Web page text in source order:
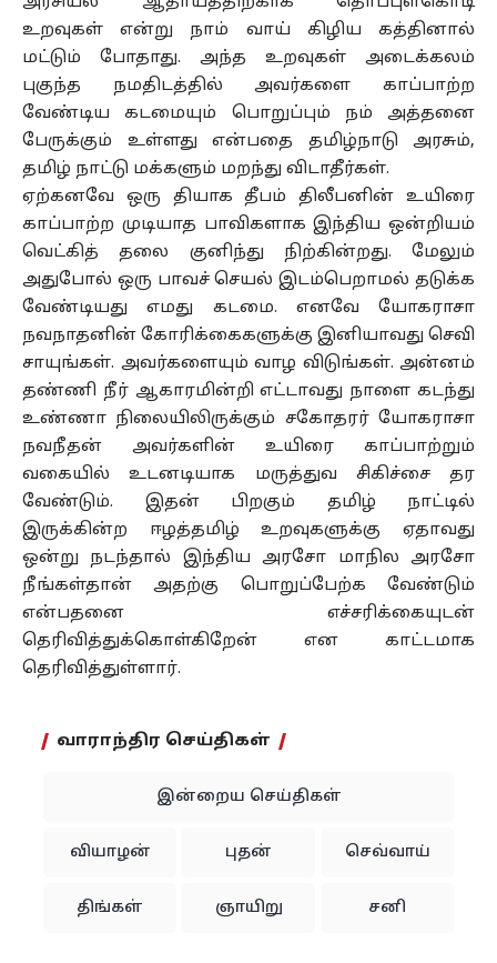
உறவுகள் என்று நாம் வாய் கிழிய கத்தினால்
மட்டும் போதாது. அந்த உறவுகள் அடைக்கலம்
புகுந்த நமதிடத்தில் அவர்களை காப்பாற்ற
வேண்டிய கடமையும் பொறுப்பும் நம் அத்தனை
பேருக்கும் உள்ளது என்பதை தமிழ்நாடு அரசும்,
தமிழ் நாட்டு மக்களும் மறந்து விடாதீர்கள்.
ஏற்கனவே ஒரு தியாக தீபம் திலீபனின் உயிரை
காப்பாற்ற முடியாத பாவிகளாக இந்திய ஒன்றியம்
வெட்கித் தலை குனிந்து நிற்கின்றது. மேலும்
அதுபோல் ஒரு பாவச் செயல் இடம்பெறாமல் தடுக்க
வேண்டியது எமது கடமை. எனவே யோகராசா
நவநாதனின் கோரிக்கைகளுக்கு இனியாவது செவி
சாயுங்கள். அவர்களையும் வாழ விடுங்கள். அன்னம்
தண்ணி நீர் ஆகாரமின்றி எட்டாவது நாளை கடந்து
உண்ணா நிலையிலிருக்கும் சகோதரர் யோகராசா
நவநீதன் அவர்களின் உயிரை காப்பாற்றும்
வகையில் உடனடியாக மருத்துவ சிகிச்சை தர
வேண்டும். இதன் பிறகும் தமிழ் நாட்டில்
இருக்கின்ற ஈழத்தமிழ் உறவுகளுக்கு ஏதாவது
ஒன்று நடந்தால் இந்திய அரசோ மாநில அரசோ
நீங்கள்தான் அதற்கு பொறுப்பேற்க வேண்டும்
என்பதனை எச்சரிக்கையுடன்
தெரிவித்துக்கொள்கிறேன் என காட்டமாக
தெரிவித்துள்ளார்.
வாராந்திர செய்திகள்
இன்றைய செய்திகள்
வியாழன் புதன் செவ்வாய்
திங்கள் ஞாயிறு சனி